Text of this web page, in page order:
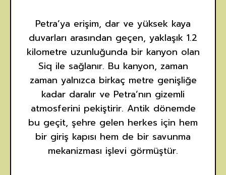
Petra’ya erişim, dar ve yüksek kaya
duvarları arasından geçen, yaklaşık 1.2
kilometre uzunluğunda bir kanyon olan
Siq ile sağlanır. Bu kanyon, zaman
zaman yalnızca birkaç metre genişliğe
kadar daralır ve Petra’nın gizemli
atmosferini pekiştirir. Antik dönemde
bu geçit, şehre gelen herkes için hem
bir giriş kapısı hem de bir savunma
mekanizması işlevi görmüştür.